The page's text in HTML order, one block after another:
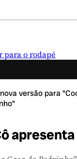
para o rodapé
versão para
apresenta